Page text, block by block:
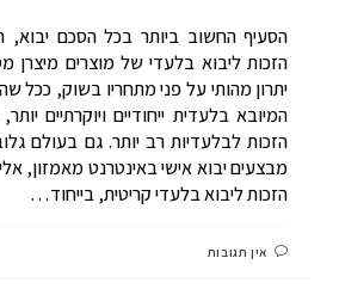
הסעיף החשוב ביותר בכל הסכם יבוא,
הזכות ליבוא בלעדי של מוצרים מיצרן
יתרון מהותי על פני מתחריו בשוק, ככל
המיובא בלעדית ייחודיים ויוקרתיים
הזכות לבלעדיות רב יותר. גם בעולם
מבצעים יבוא אישי באינטרנט מאמזון,
הזכות ליבוא בלעדי קריטית, בייחוד…
אין תגובות